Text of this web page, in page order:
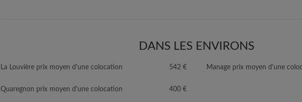
DANS LES ENVIRONS
La Louvière prix moyen d'une colocation 542 € Manage prix moyen d'une
Quaregnon prix moyen d'une colocation 400 €